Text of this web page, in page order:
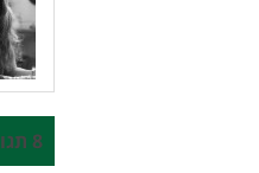
8 תגובות לפוסט